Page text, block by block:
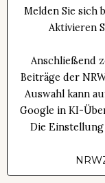
Melden Sie sich
Aktivieren
Anschließend
Beiträge der
Auswahl kann
Google in KI-
Die